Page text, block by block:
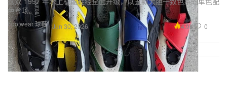
Footwear 球鞋
色登场。
Jun 30, 2026 4.9K 0